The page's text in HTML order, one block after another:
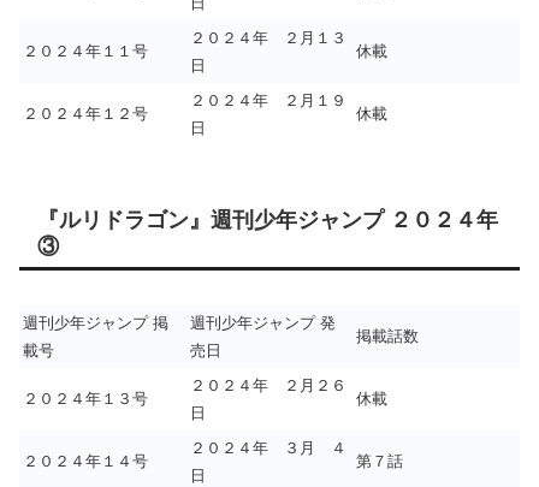
２０２４年１１号
２０２４年 ２月１３
日
休載
２０２４年１２号
２０２４年 ２月１９
日
休載
『ルリドラゴン』週刊少年ジャンプ ２０２４年
③
週刊少年ジャンプ 掲
載号
週刊少年ジャンプ 発
売日
掲載話数
２０２４年１３号
２０２４年 ２月２６
日
休載
２０２４年１４号
２０２４年 ３月 ４
日
第７話